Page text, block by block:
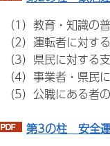
（1）教育・知識の
（2）運転者に対す
（3）県民に対する
（4）事業者・県民
（5）公職にある者
第3の柱 安全運